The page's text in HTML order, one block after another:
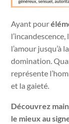
Ayant pour
l’amour jusqu’à
domination.
représente
et la gaieté.
Découvrez
le mieux au